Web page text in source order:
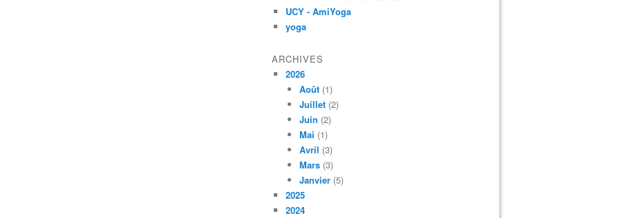
UCY - AmiYoga
yoga
ARCHIVES
2026
Août (1)
Juillet (2)
Juin (2)
Mai (1)
Avril (3)
Mars (3)
Janvier (5)
2025
2024